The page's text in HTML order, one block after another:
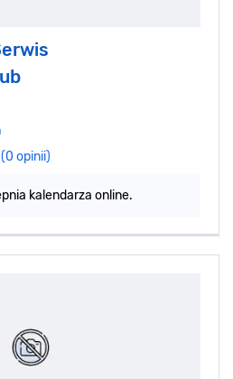
(0 opinii)
kalendarza online.